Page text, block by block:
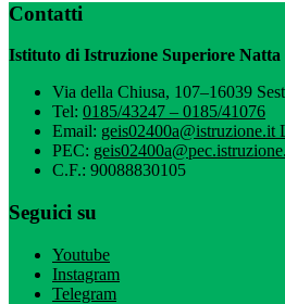
Contatti
Istituto di Istruzione Superiore Natta
Via della Chiusa, 107–16039
Tel: 0185/43247 – 0185/41076
Email: geis02400a@istruzione.it
PEC:
C.F.: 90088830105
Seguici su
Youtube
Instagram
Telegram